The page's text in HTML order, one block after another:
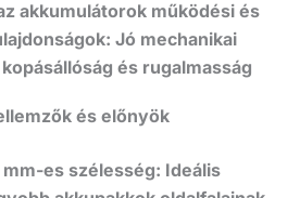
akkumulátorok működési és
Jó mechanikai
és rugalmasság
és előnyök
mm-es szélesség: Ideális